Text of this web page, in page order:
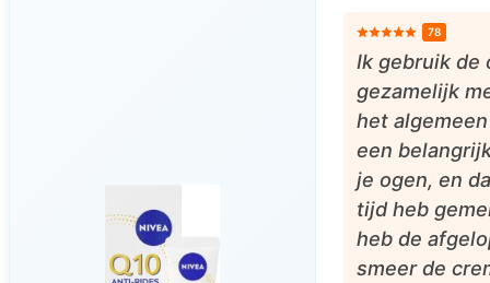
78
Ik gebruik de
gezamelijk
het
een
je ogen, en
tijd heb
heb de
smeer de